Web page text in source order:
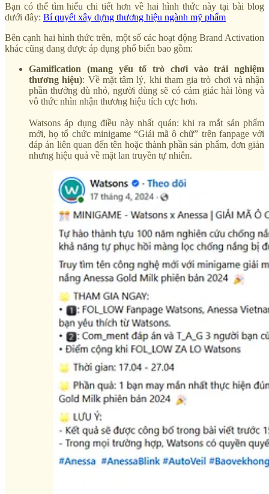
Bạn có thể tìm hiểu chi tiết hơn về hai hình thức này tại bài blog
dưới đây: Bí quyết xây dựng thương hiệu ngành mỹ phẩm
Bên cạnh hai hình thức trên, một số các hoạt động Brand Activation
khác cũng đang được áp dụng phổ biến bao gồm:
Gamification (mang yếu tố trò chơi vào trải nghiệm
thương hiệu): Về mặt tâm lý, khi tham gia trò chơi và nhận
phần thưởng dù nhỏ, người dùng sẽ có cảm giác hài lòng và
vô thức nhìn nhận thương hiệu tích cực hơn.
Watsons áp dụng điều này nhất quán: khi ra mắt sản phẩm
mới, họ tổ chức minigame “Giải mã ô chữ” trên fanpage với
đáp án liên quan đến tên hoặc thành phần sản phẩm, đơn giản
nhưng hiệu quả về mặt lan truyền tự nhiên.